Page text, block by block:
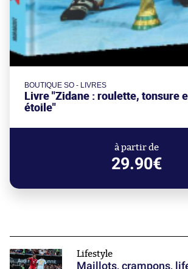
BOUTIQUE SO - LIVRES
Livre "Zidane : roulette, tonsure
étoile"
à partir de
29.90€
Lifestyle
Maillots, crampons,